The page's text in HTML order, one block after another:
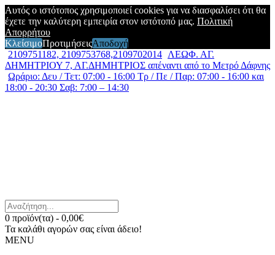
Αυτός ο ιστότοπος χρησιμοποιεί cookies για να διασφαλίσει ότι θα
έχετε την καλύτερη εμπειρία στον ιστότοπό μας. Πολιτική
Απορρήτου
ΚλείσιμοΠροτιμήσειςΑποδοχή
2109751182, 2109753768,2109702014 ΛΕΩΦ. ΑΓ.
ΔΗΜΗΤΡΙΟΥ 7, ΑΓ.ΔΗΜΗΤΡΙΟΣ απέναντι από το Μετρό Δάφνης
Ωράριο: Δευ / Τετ: 07:00 - 16:00 Τρ / Πε / Παρ: 07:00 - 16:00 και
18:00 - 20:30 Σαβ: 7:00 – 14:30
0 προϊόν(τα) - 0,00€
Τα καλάθι αγορών σας είναι άδειο!
MENU